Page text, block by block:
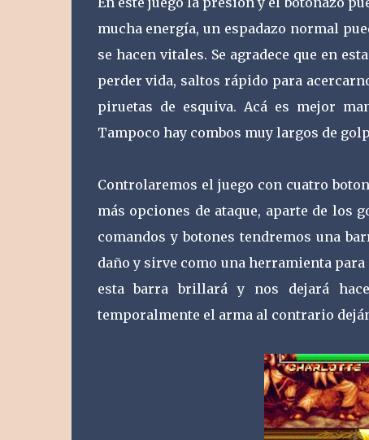
mucha energía, un espadazo normal
se hacen vitales. Se agradece que en
perder vida, saltos rápido para
piruetas de esquiva. Acá es mejor
Tampoco hay combos muy largos de
Controlaremos el juego con cuatro
más opciones de ataque, aparte de los
comandos y botones tendremos una
daño y sirve como una herramienta
esta barra brillará y nos dejará
temporalmente el arma al contrario